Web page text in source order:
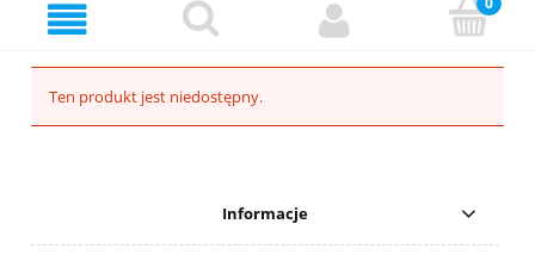
Ten produkt jest niedostępny.
Informacje